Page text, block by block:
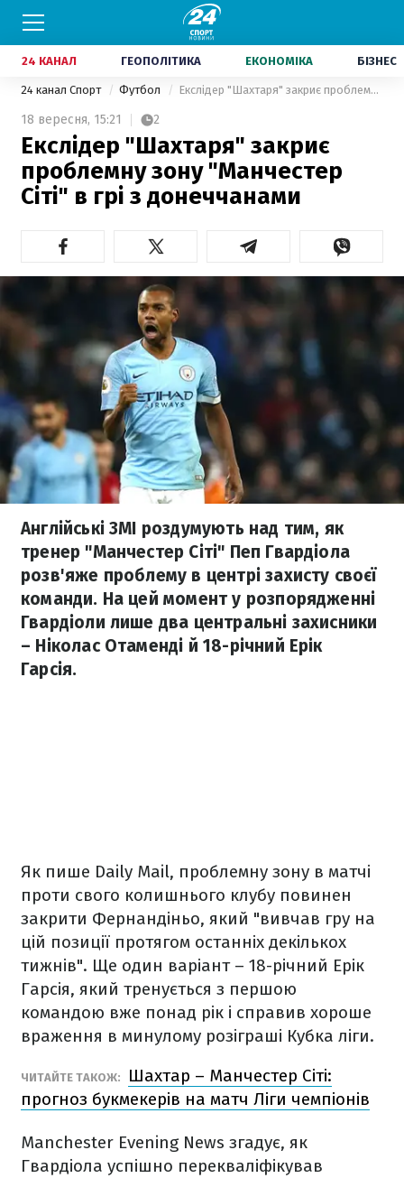
24 КАНАЛ ГЕОПОЛІТИКА ЕКОНОМІКА БІЗНЕС
24 канал Спорт Футбол Екслідер "Шахтаря" закриє проблемну зону "Манчестер Сіті" в грі з донеччанами
18 вересня, 15:21 2
Екслідер "Шахтаря" закриє
проблемну зону "Манчестер
Сіті" в грі з донеччанами
Англійські ЗМІ роздумують над тим, як
тренер "Манчестер Сіті" Пеп Гвардіола
розв'яже проблему в центрі захисту своєї
команди. На цей момент у розпорядженні
Гвардіоли лише два центральні захисники
– Ніколас Отаменді й 18-річний Ерік
Гарсія.
Як пише Daily Mail, проблемну зону в матчі
проти свого колишнього клубу повинен
закрити Фернандіньо, який "вивчав гру на
цій позиції протягом останніх декількох
тижнів". Ще один варіант – 18-річний Ерік
Гарсія, який тренується з першою
командою вже понад рік і справив хороше
враження в минулому розіграші Кубка ліги.
ЧИТАЙТЕ ТАКОЖ:
Шахтар – Манчестер Сіті:
прогноз букмекерів на матч Ліги чемпіонів
Manchester Evening News згадує, як
Гвардіола успішно перекваліфікував